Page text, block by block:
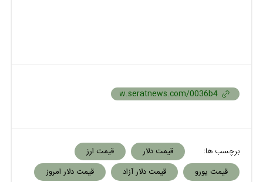
برچسب ها: قیمت دلار
قیمت ارز
قیمت یورو
قیمت دلار آزاد قیمت دلار امروز